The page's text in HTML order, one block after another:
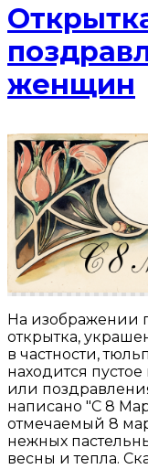
женщин
На изображении
открытка,
в частности,
находится
или
написано "С 8
отмечаемый 8
нежных
весны и тепла.